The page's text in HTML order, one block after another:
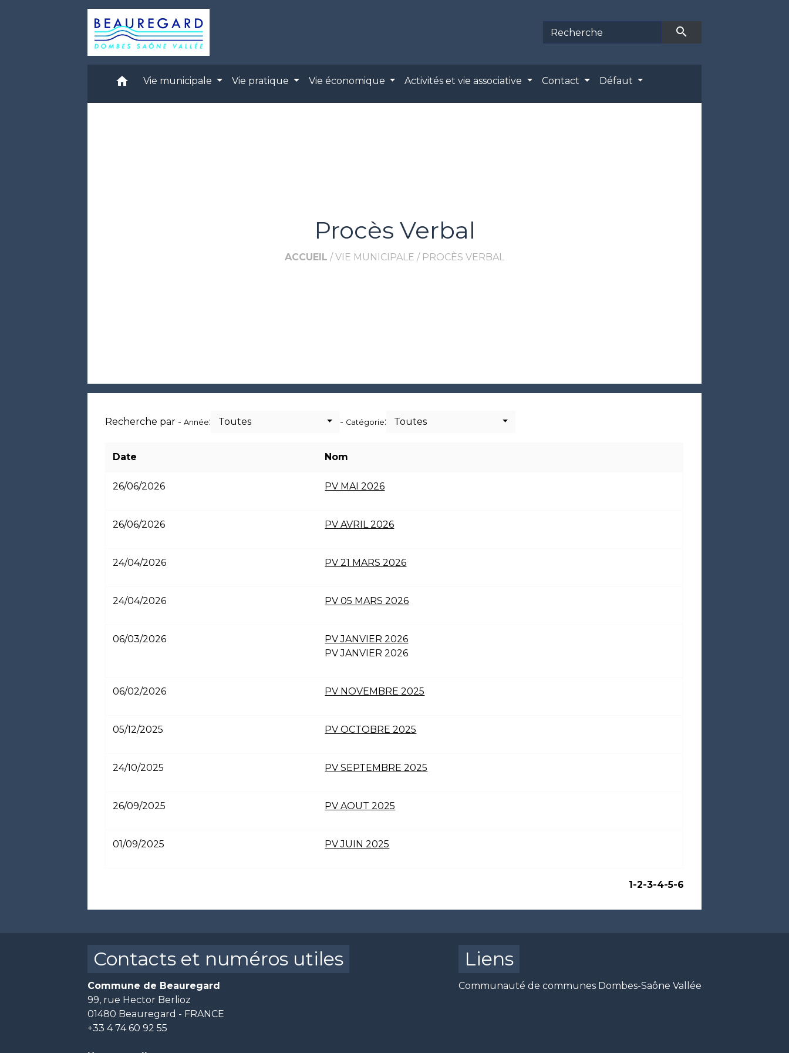
search
home Vie municipale Vie pratique Vie économique Activités et vie associative Contact Défaut
Procès Verbal
ACCUEIL /VIE MUNICIPALE / PROCÈS VERBAL
Recherche par -Année: Toutes - Catégorie: Toutes
Date Nom
26/06/2026 PV MAI 2026
26/06/2026 PV AVRIL 2026
24/04/2026 PV 21 MARS 2026
24/04/2026 PV 05 MARS 2026
06/03/2026
PV JANVIER 2026
PV JANVIER 2026
06/02/2026 PV NOVEMBRE 2025
05/12/2025 PV OCTOBRE 2025
24/10/2025 PV SEPTEMBRE 2025
26/09/2025 PV AOUT 2025
01/09/2025 PV JUIN 2025
1 -2-3-4-5-6
Contacts et numéros utiles
Commune de Beauregard
99, rue Hector Berlioz
01480 Beauregard - FRANCE
+33 4 74 60 92 55
Liens
Communauté de communes Dombes-Saône Vallée